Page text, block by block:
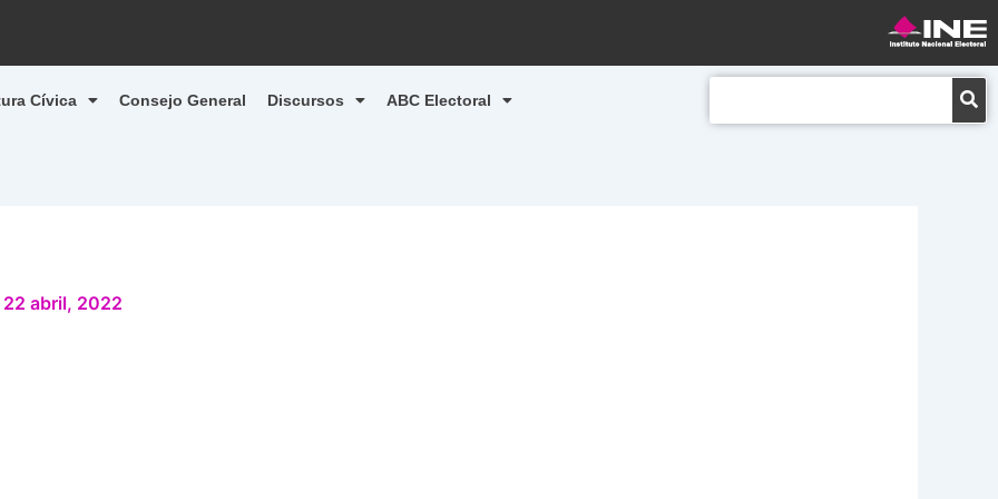
Cívica Consejo General Discursos ABC Electoral
22 abril, 2022